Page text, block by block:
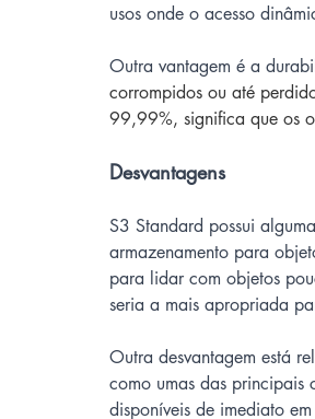
usos onde o acesso
Outra vantagem é a
corrompidos ou até
99,99%, significa que os
Desvantagens
S3 Standard possui
armazenamento para
para lidar com objetos
seria a mais apropriada
Outra desvantagem está
como umas das principais
disponíveis de imediato